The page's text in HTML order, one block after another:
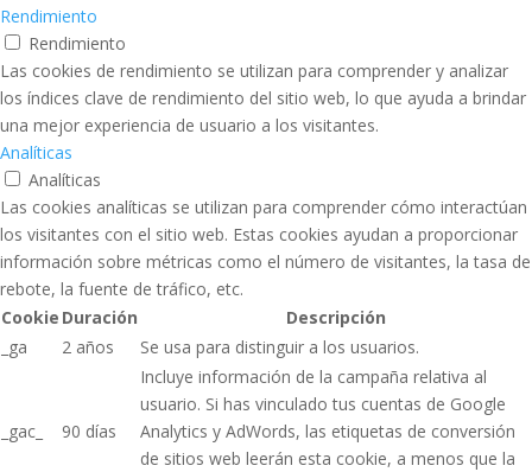
Rendimiento
Rendimiento
Las cookies de rendimiento se utilizan para comprender y analizar
los índices clave de rendimiento del sitio web, lo que ayuda a brindar
una mejor experiencia de usuario a los visitantes.
Analíticas
Analíticas
Las cookies analíticas se utilizan para comprender cómo interactúan
los visitantes con el sitio web. Estas cookies ayudan a proporcionar
información sobre métricas como el número de visitantes, la tasa de
rebote, la fuente de tráfico, etc.
Cookie Duración
Descripción
_ga
2 años Se usa para distinguir a los usuarios.
_gac_ 90 días
Incluye información de la campaña relativa al
usuario. Si has vinculado tus cuentas de Google
Analytics y AdWords, las etiquetas de conversión
de sitios web leerán esta cookie, a menos que la